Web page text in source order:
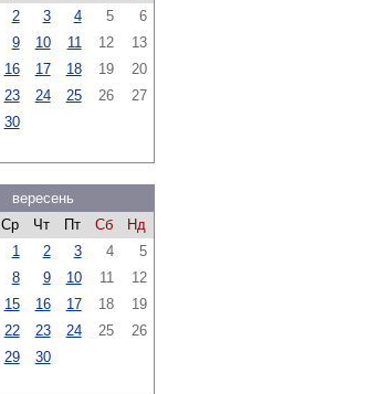
2 3 4 5
6
9 10 11 12
13
16 17 18 19
20
23 24 25 26
27
30
вересень
Ср Чт Пт Сб
Нд
1
2 3 4
5
8 9 10 11
12
15 16 17 18
19
22 23 24 25
26
29 30